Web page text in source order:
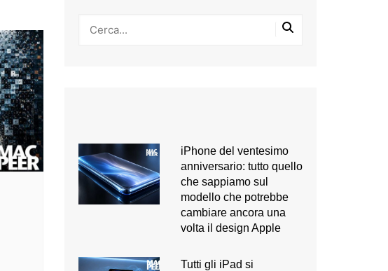
iPhone del ventesimo
anniversario: tutto quello
che sappiamo sul
modello che potrebbe
cambiare ancora una
volta il design Apple
Tutti gli iPad si